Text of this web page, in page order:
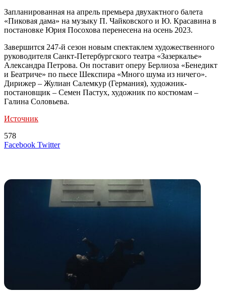
Запланированная на апрель премьера двухактного балета
«Пиковая дама» на музыку П. Чайковского и Ю. Красавина в
постановке Юрия Посохова перенесена на осень 2023.
Завершится 247-й сезон новым спектаклем художественного
руководителя Санкт-Петербургского театра «Зазеркалье»
Александра Петрова. Он поставит оперу Берлиоза «Бенедикт
и Беатриче» по пьесе Шекспира «Много шума из ничего».
Дирижер – Жулиан Салемкур (Германия), художник-
постановщик – Семен Пастух, художник по костюмам –
Галина Соловьева.
Источник
578
Facebook TwitterLinkedIn
Tumblr
Reddit
Вконтакте
Одноклассники
Skype
Messenger
Messenger
WhatsApp
Telegram
Viber
Line
Поделиться
Печатать